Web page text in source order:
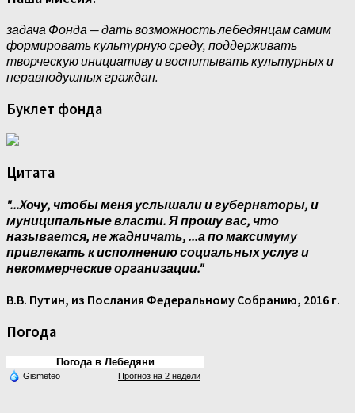
задача Фонда — дать возможность лебедянцам самим
формировать культурную среду, поддерживать
творческую инициативу и воспитывать культурных и
неравнодушных граждан.
Буклет фонда
Цитата
"...Xочу, чтобы меня услышали и губернаторы, и
муниципальные власти. Я прошу вас, что
называется, не жадничать, ...а по максимуму
привлекать к исполнению социальных услуг и
некоммерческие организации."
В.В. Путин, из Послания Федеральному Собранию, 2016 г.
Погода
Погода в Лебедяни
Gismeteo Прогноз на 2 недели